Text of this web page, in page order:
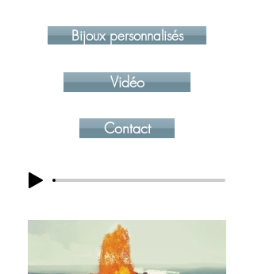
Bijoux personnalisés
Vidéo
Contact